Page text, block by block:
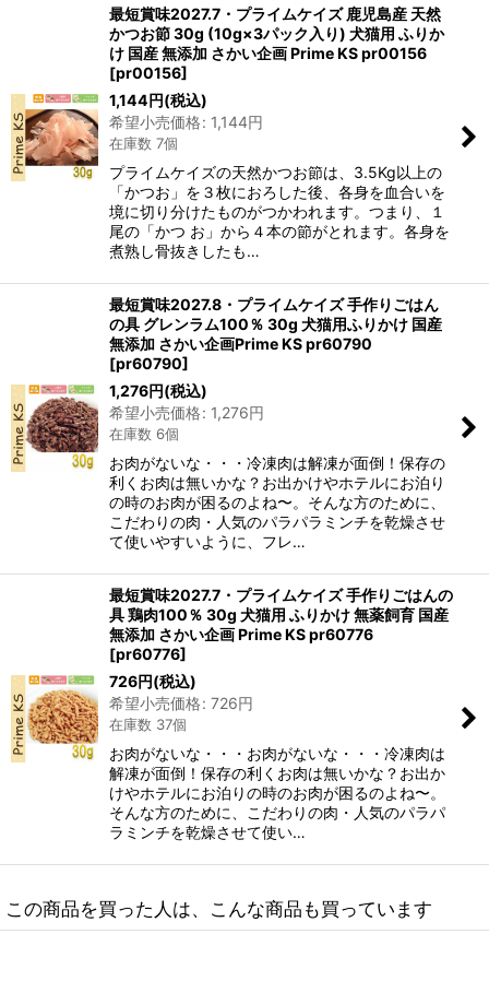
最短賞味2027.7・プライムケイズ 鹿児島産 天然
かつお節 30g (10g×3パック入り) 犬猫用 ふりか
け 国産 無添加 さかい企画 Prime KS pr00156
[pr00156]
1,144円(税込)
希望小売価格: 1,144円
在庫数 7個
プライムケイズの天然かつお節は、3.5Kg以上の
「かつお」を３枚におろした後、各身を血合いを
境に切り分けたものがつかわれます。つまり、１
尾の「かつ お」から４本の節がとれます。各身を
煮熟し骨抜きしたも…
最短賞味2027.8・プライムケイズ 手作りごはん
の具 グレンラム100％ 30g 犬猫用ふりかけ 国産
無添加 さかい企画Prime KS pr60790
[pr60790]
1,276円(税込)
希望小売価格: 1,276円
在庫数 6個
お肉がないな・・・冷凍肉は解凍が面倒！保存の
利くお肉は無いかな？お出かけやホテルにお泊り
の時のお肉が困るのよね〜。そんな方のために、
こだわりの肉・人気のパラパラミンチを乾燥させ
て使いやすいように、フレ…
最短賞味2027.7・プライムケイズ 手作りごはんの
具 鶏肉100％ 30g 犬猫用 ふりかけ 無薬飼育 国産
無添加 さかい企画 Prime KS pr60776
[pr60776]
726円(税込)
希望小売価格: 726円
在庫数 37個
お肉がないな・・・お肉がないな・・・冷凍肉は
解凍が面倒！保存の利くお肉は無いかな？お出か
けやホテルにお泊りの時のお肉が困るのよね〜。
そんな方のために、こだわりの肉・人気のパラパ
ラミンチを乾燥させて使い…
この商品を買った人は、こんな商品も買っています